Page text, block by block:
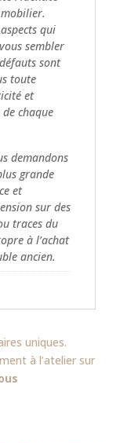
qui
sembler
sont
toute
et
chaque
demandons
grande
et
sur des
traces du
à l’achat
ancien.
uniques.
à l’atelier sur